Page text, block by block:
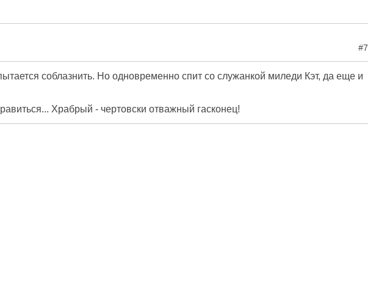
#7
соблазнить. Но одновременно спит со служанкой миледи Кэт, да еще и
Храбрый - чертовски отважный гасконец!